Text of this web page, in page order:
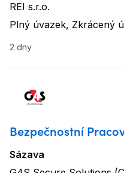
Název firmy
REI s.r.o.
Typ úvazku:
Plný úvazek, Zkrácený
2 dny
Bezpečnostní
Lokalita:
Sázava